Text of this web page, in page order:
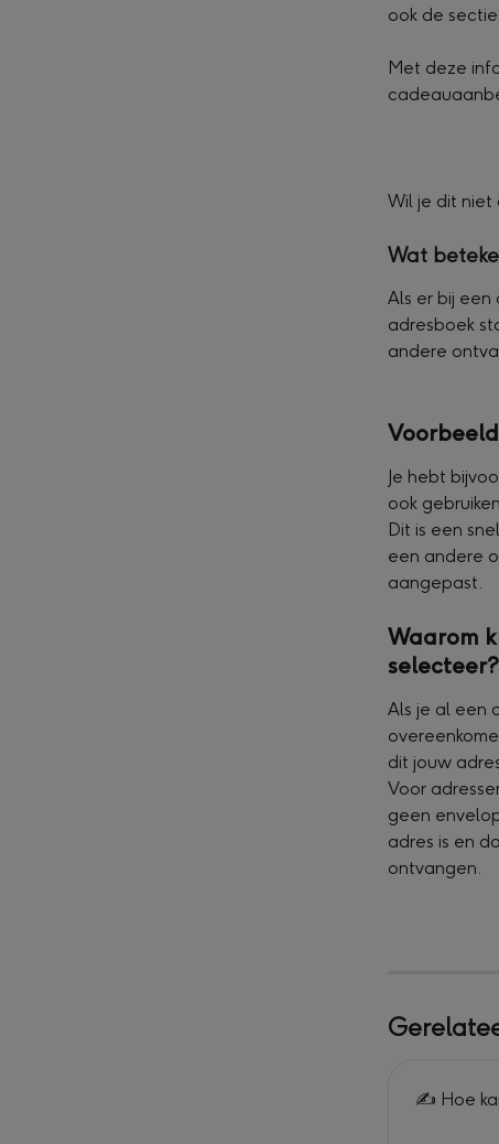
ook de sectie
Met deze
Wil je dit niet
Wat
Als er bij
adresboek
andere
Voorbeeld
Je hebt
ook
Dit is een
een andere
aangepast.
Waarom
selecteer?
Als je al een
dit jouw
Voor
geen
adres is en
ontvangen.
✍️ Hoe